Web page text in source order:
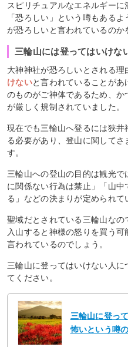
スピリチュアルなエネルギー
「恐ろしい」という噂もある
が恐ろしいと言われているのか
三輪山には登ってはいけな
大神神社が恐ろしいとされる理
けないと言われていることがあ
のものがご神体であるため、
が厳しく規制されていました。
現在でも三輪山へ登るには狭
る必要があり、登山に関して
す。
三輪山への登山の目的は観光
に関係ない行為は禁止」「山中
る」などの決まりが定められて
聖域だとされている三輪山な
入山すると神様の怒りを買う
言われているのでしょう。
三輪山に登ってはいけない人
てください。
三輪山に登っ
怖いという噂